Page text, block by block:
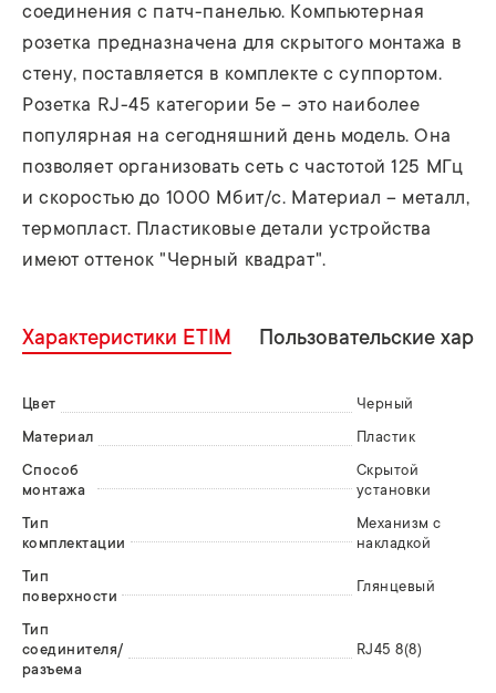
соединения с патч-панелью. Компьютерная
розетка предназначена для скрытого монтажа в
стену, поставляется в комплекте с суппортом.
Розетка RJ-45 категории 5e – это наиболее
популярная на сегодняшний день модель. Она
позволяет организовать сеть с частотой 125 МГц
и скоростью до 1000 Мбит/с. Материал – металл,
термопласт. Пластиковые детали устройства
имеют оттенок "Черный квадрат".
Характеристики ETIM Пользовательские
Цвет
Черный
Материал
Пластик
Способ
монтажа
Скрытой
установки
Тип
комплектации
Механизм с
накладкой
Тип
поверхности
Глянцевый
Тип
соединителя/
разъема
RJ45 8(8)